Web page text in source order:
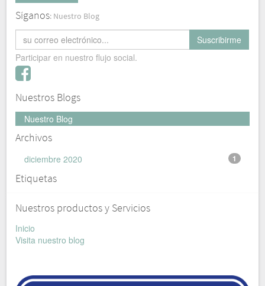
Síganos: Nuestro Blog
Suscribirme
Participar en nuestro flujo social.
Nuestros Blogs
Nuestro Blog
Archivos
diciembre 2020 1
Etiquetas
Nuestros productos y Servicios
Inicio
Visita nuestro blog